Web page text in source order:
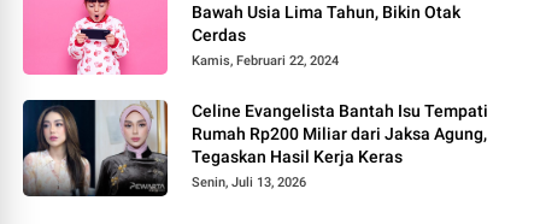
Bawah Usia Lima Tahun, Bikin Otak
Cerdas
Kamis, Februari 22, 2024
Celine Evangelista Bantah Isu Tempati
Rumah Rp200 Miliar dari Jaksa Agung,
Tegaskan Hasil Kerja Keras
Senin, Juli 13, 2026